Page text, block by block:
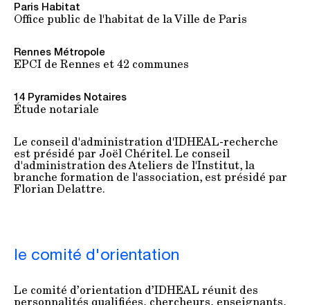
Paris Habitat
Office public de l'habitat de la Ville de Paris
Rennes Métropole
EPCI de Rennes et 42 communes
14 Pyramides Notaires
Étude notariale
Le conseil d'administration d'IDHEAL-recherche
est présidé par Joël Chéritel. Le conseil
d'administration des Ateliers de l'Institut, la
branche formation de l'association, est présidé par
Florian Delattre.
le comité d'orientation
Le comité d’orientation d’IDHEAL réunit des
personnalités qualifiées, chercheurs, enseignants,